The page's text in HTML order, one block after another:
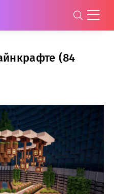
(84